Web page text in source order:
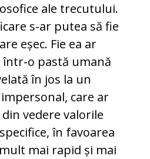
ale trecutului.
s-ar putea să fie
eșec. Fie ea ar
o pastă umană
în jos la un
care ar
vedere valorile
în favoarea
mai rapid și mai